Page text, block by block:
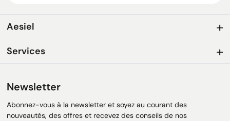
Aesiel
Services
Newsletter
Abonnez-vous à la newsletter et soyez au courant des
nouveautés, des offres et recevez des conseils de nos